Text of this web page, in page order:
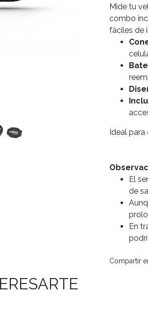
Mide tu
combo
fáciles de
Ideal para
El
de
En
Compartir